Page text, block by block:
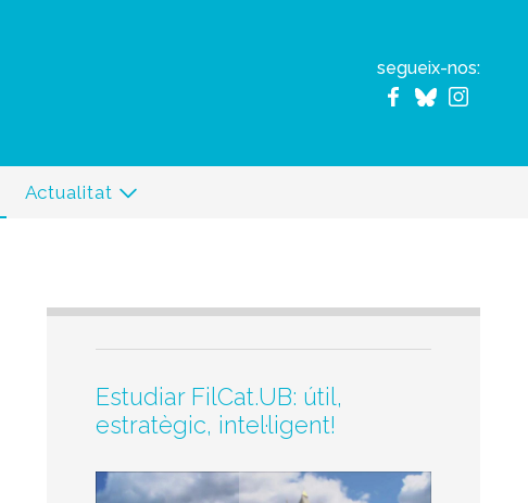
segueix-nos:
Actualitat
Estudiar FilCat.UB: útil,
estratègic, intel·ligent!